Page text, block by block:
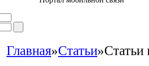
Главная»Статьи»Статьи